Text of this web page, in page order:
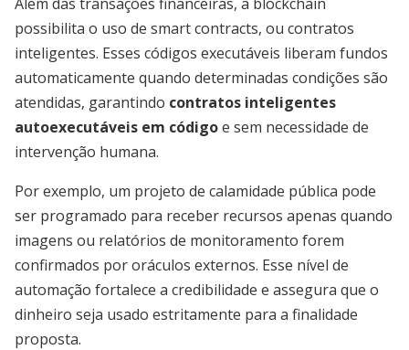
possibilita o uso de smart contracts, ou contratos
inteligentes. Esses códigos executáveis liberam fundos
automaticamente quando determinadas condições são
atendidas, garantindo contratos inteligentes
autoexecutáveis em códigoe sem necessidade de
intervenção humana.
Por exemplo, um projeto de calamidade pública pode
ser programado para receber recursos apenas quando
imagens ou relatórios de monitoramento forem
confirmados por oráculos externos. Esse nível de
automação fortalece a credibilidade e assegura que o
dinheiro seja usado estritamente para a finalidade
proposta.